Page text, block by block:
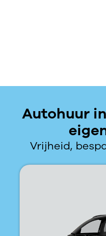
Autohuur
Vrijheid,